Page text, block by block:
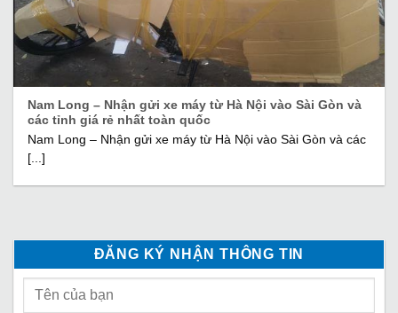
Nam Long – Nhận gửi xe máy từ Hà Nội vào Sài Gòn và
các tỉnh giá rẻ nhất toàn quốc
Nam Long – Nhận gửi xe máy từ Hà Nội vào Sài Gòn và các
[...]
ĐĂNG KÝ NHẬN THÔNG TIN